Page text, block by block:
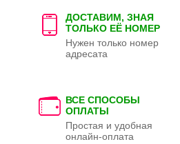
ДОСТАВИМ, ЗНАЯ
ТОЛЬКО ЕЁ НОМЕР
Нужен только номер
адресата
ВСЕ СПОСОБЫ
ОПЛАТЫ
Простая и удобная
онлайн-оплата